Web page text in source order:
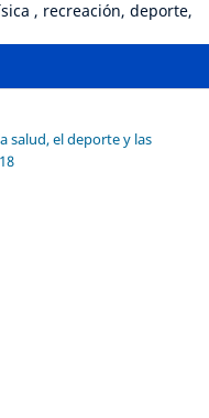
, recreación, deporte,
salud, el deporte y las